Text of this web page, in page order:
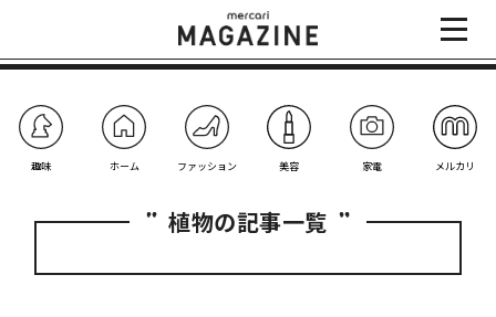
趣味 ホーム ファッション 美容 家電 メルカリ
植物の記事一覧